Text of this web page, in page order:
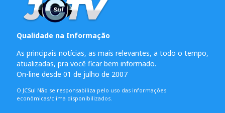
Qualidade na Informação
As principais notícias, as mais relevantes, a todo o tempo,
atualizadas, pra você ficar bem informado.
On-line desde 01 de julho de 2007
O JCSul Não se responsabiliza pelo uso das informações
econômicas/clima disponibilizados.